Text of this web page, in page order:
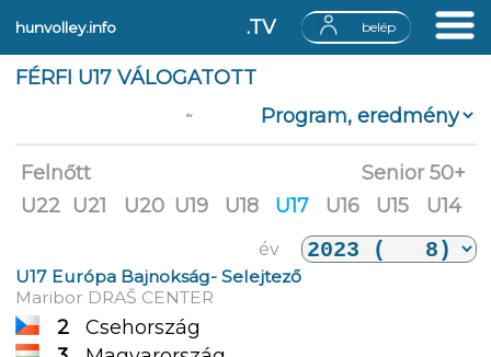
hunvolley.info .TV belép
FÉRFI U17 VÁLOGATOTT
év
Felnőtt
Senior 50+
U22 U21 U20 U19 U18 U17 U16 U15 U14
év
U17 Európa Bajnokság- Selejtező
Maribor DRAŠ CENTER
2
Csehország